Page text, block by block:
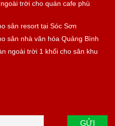
trời cho quán cafe phù
sân resort tại Sóc Sơn
sân nhà văn hóa Quảng Bình
ngoài trời 1 khối cho sân khu